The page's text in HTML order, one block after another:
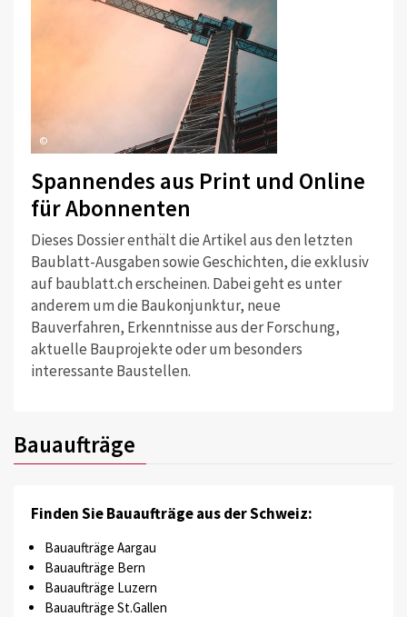
©
Spannendes aus Print und Online
für Abonnenten
Dieses Dossier enthält die Artikel aus den letzten
Baublatt-Ausgaben sowie Geschichten, die exklusiv
auf baublatt.ch erscheinen. Dabei geht es unter
anderem um die Baukonjunktur, neue
Bauverfahren, Erkenntnisse aus der Forschung,
aktuelle Bauprojekte oder um besonders
interessante Baustellen.
Bauaufträge
Finden Sie Bauaufträge aus der Schweiz:
Bauaufträge Aargau
Bauaufträge Bern
Bauaufträge Luzern
Bauaufträge St.Gallen